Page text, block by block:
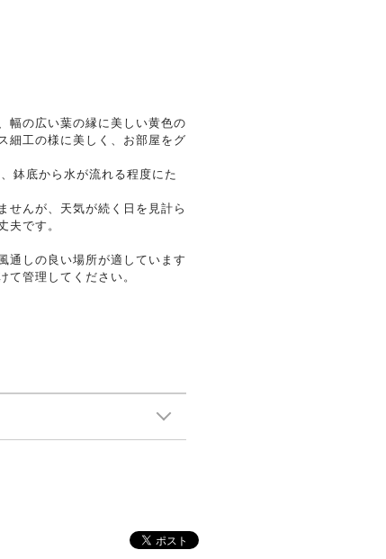
幅の広い葉の縁に美しい黄色の
細工の様に美しく、お部屋をグ
鉢底から水が流れる程度にた
せんが、天気が続く日を見計ら
夫です。
通しの良い場所が適しています
て管理してください。